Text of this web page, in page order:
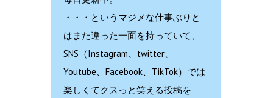
・・・というマジメな仕事ぶりと
はまた違った一面を持っていて、
SNS（Instagram、twitter、
Youtube、Facebook、TikTok）では
楽しくてクスっと笑える投稿を